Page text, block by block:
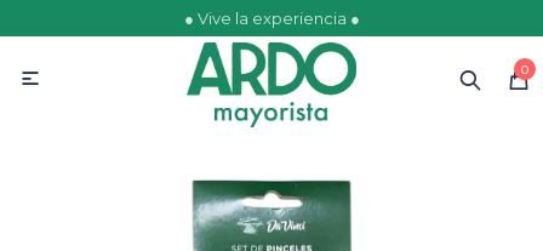
● Vive la experiencia ●
0
 Ofertas Escolares